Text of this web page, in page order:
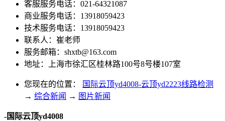
客服服务电话：021-64321087
商业服务电话：13918059423
技术服务电话：13918059423
联系人：崔老师
服务邮箱： shxtb@163.com
地址：上海市徐汇区桂林路100号8号楼107室
您现在的位置：
国际云顶yd4008-云顶yd2223线路检测
→ 综合新闻 → 图片新闻
-国际云顶yd4008